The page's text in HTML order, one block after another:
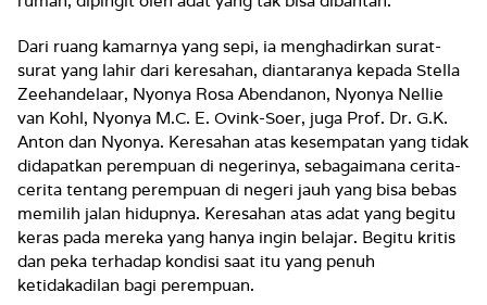
Dari ruang kamarnya yang sepi, ia menghadirkan surat-
surat yang lahir dari keresahan, diantaranya kepada Stella
Zeehandelaar, Nyonya Rosa Abendanon, Nyonya Nellie
van Kohl, Nyonya M.C. E. Ovink-Soer, juga Prof. Dr. G.K.
Anton dan Nyonya. Keresahan atas kesempatan yang tidak
didapatkan perempuan di negerinya, sebagaimana cerita-
cerita tentang perempuan di negeri jauh yang bisa bebas
memilih jalan hidupnya. Keresahan atas adat yang begitu
keras pada mereka yang hanya ingin belajar. Begitu kritis
dan peka terhadap kondisi saat itu yang penuh
ketidakadilan bagi perempuan.